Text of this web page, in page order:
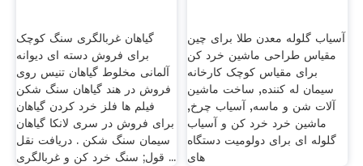
گیاهان غربالگری سنگ کوچک
برای فروش دسته ای دیوانه
آلمانی مخلوط گیاهان تنیس روی
فروش در هند گیاهان سنگ شکن
فیلم ها فلز خرد کردن گیاهان
برای فروش در سری لانکا گیاهان
سیمان سنگ شکن . دریافت نقل
قول; سنگ خرد کن و غربالگری ...
آسیاب گلوله معدن طلا برای چین
مقیاس طراحی ماشین خرد کن
برای مقیاس کوچک کارخانه
سیمان له کننده, ساخت ماشین
آلات شن و ماسه, آسیاب چرخ,
ماشین خرد خرد کن و آسیاب
گلوله ای برای دولومیت دستگاه
های